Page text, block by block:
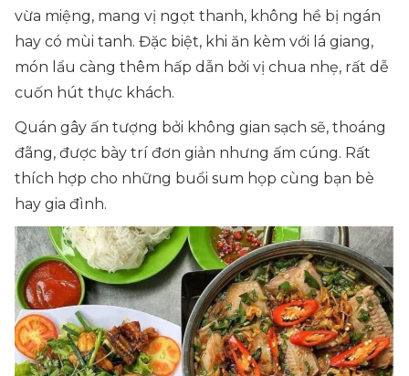
vừa miệng, mang vị ngọt thanh, không hề bị ngán
hay có mùi tanh. Đặc biệt, khi ăn kèm với lá giang,
món lẩu càng thêm hấp dẫn bởi vị chua nhẹ, rất dễ
cuốn hút thực khách.
Quán gây ấn tượng bởi không gian sạch sẽ, thoáng
đãng, được bày trí đơn giản nhưng ấm cúng. Rất
thích hợp cho những buổi sum họp cùng bạn bè
hay gia đình.